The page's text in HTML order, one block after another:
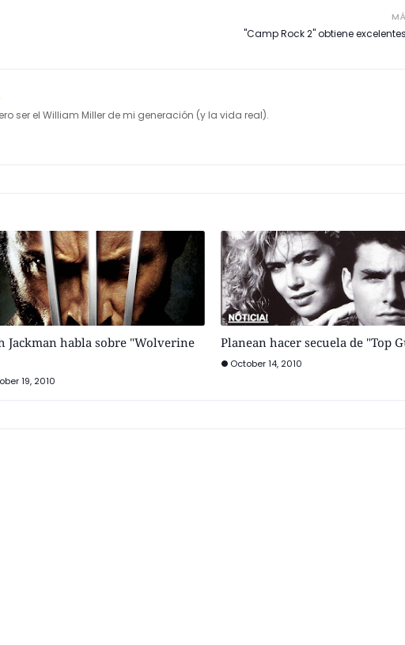
"Camp Rock 2" obtiene
ser el William Miller de mi generación (y la vida real).
Jackman habla sobre "Wolverine
19, 2010
Planean hacer secuela de "Top
October 14, 2010